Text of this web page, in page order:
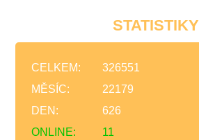
STATISTIKY
ONLINE: 11
CELKEM:
326551
MĚSÍC:
22179
DEN:
626